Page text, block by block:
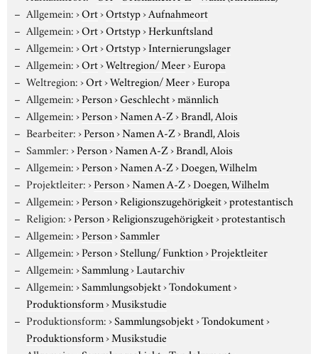
Allgemein:›Ort›Ortstyp›Aufnahmeort
Allgemein:›Ort›Ortstyp›Herkunftsland
Allgemein:›Ort›Ortstyp›Internierungslager
Allgemein:›Ort›Weltregion/ Meer›Europa
Weltregion:›Ort›Weltregion/ Meer›Europa
Allgemein:›Person›Geschlecht›männlich
Allgemein:›Person›Namen A-Z›Brandl, Alois
Bearbeiter:›Person›Namen A-Z›Brandl, Alois
Sammler:›Person›Namen A-Z›Brandl, Alois
Allgemein:›Person›Namen A-Z›Doegen, Wilhelm
Projektleiter:›Person›Namen A-Z›Doegen, Wilhelm
Allgemein:›Person›Religionszugehörigkeit›protestantisch
Religion:›Person›Religionszugehörigkeit›protestantisch
Allgemein:›Person›Sammler
Allgemein:›Person›Stellung/ Funktion›Projektleiter
Allgemein:›Sammlung›Lautarchiv
Allgemein:›Sammlungsobjekt›Tondokument›
Produktionsform›Musikstudie
Produktionsform:›Sammlungsobjekt›Tondokument›
Produktionsform›Musikstudie